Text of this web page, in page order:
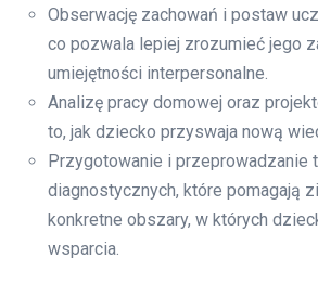
Obserwację zachowań i postaw
co pozwala lepiej zrozumieć jego
umiejętności interpersonalne.
Analizę pracy domowej oraz
to, jak dziecko przyswaja nową
Przygotowanie i przeprowadzanie
diagnostycznych, które pomagają
konkretne obszary, w których
wsparcia.